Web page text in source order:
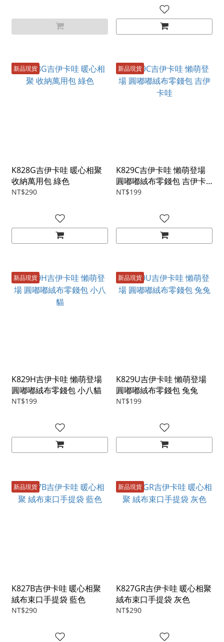
新品現貨
K828G吉伊卡哇 暖心相聚
收納萬用包 綠色
NT$290
新品現貨
K829C吉伊卡哇 懶萌登場
圓嘟嘟絨布零錢包 吉伊卡
哇
NT$199
新品現貨
K829H吉伊卡哇 懶萌登場
圓嘟嘟絨布零錢包 小八貓
NT$199
新品現貨
K829U吉伊卡哇 懶萌登場
圓嘟嘟絨布零錢包 兔兔
NT$199
新品現貨
K827B吉伊卡哇 暖心相聚
絨布束口手提袋 藍色
NT$290
新品現貨
K827GR吉伊卡哇 暖心相聚
絨布束口手提袋 灰色
NT$290